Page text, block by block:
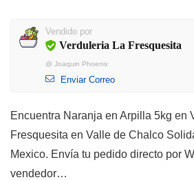
Vendido por
Verduleria La Fresquesita
@ Joaquin Phoenix
Enviar Correo
Encuentra Naranja en Arpilla 5kg en
Fresquesita en Valle de Chalco
Mexico. Envía tu pedido directo por
vendedor…